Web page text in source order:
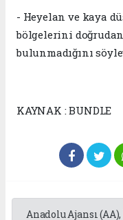
- Heyelan ve kaya
bölgelerini
bulunmadığını
KAYNAK : BUNDLE
Anadolu Ajansı